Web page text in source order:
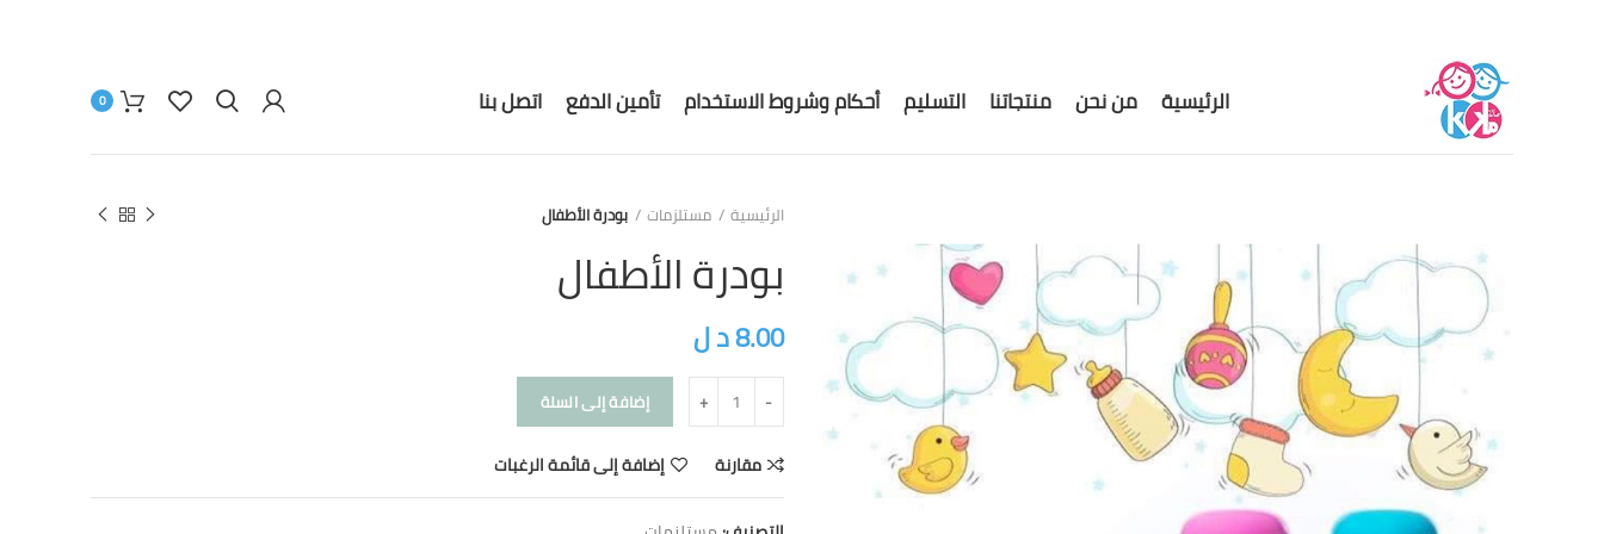
الرئيسية من نحن منتجاتنا التسليم أحكام وشروط الاستخدام تأمين الدفع اتصل بنا 0
الرئيسية مستلزمات بودرة الأطفال
بودرة الأطفال
8.00د ل
إضافة إلى السلة
مقارنة إضافة إلى قائمة الرغبات